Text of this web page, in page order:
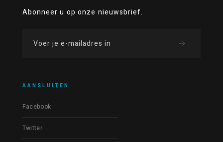
Abonneer u op onze nieuwsbrief.
AANSLUITEN
Facebook
Twitter